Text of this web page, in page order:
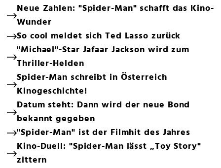
Neue Zahlen: "Spider-Man" schafft das Kino-
Wunder
So cool meldet sich Ted Lasso zurück
"Michael"-Star Jafaar Jackson wird zum
Thriller-Helden
Spider-Man schreibt in Österreich
Kinogeschichte!
Datum steht: Dann wird der neue Bond
bekannt gegeben
"Spider-Man" ist der Filmhit des Jahres
Kino-Duell: "Spider-Man lässt „Toy Story"
zittern